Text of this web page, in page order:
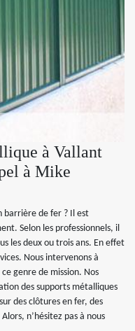
à Vallant
à Mike
barrière de fer ? Il est
Selon les professionnels, il
les deux ou trois ans. En effet
Nous intervenons à
genre de mission. Nos
des supports métalliques
des clôtures en fer, des
n’hésitez pas à nous